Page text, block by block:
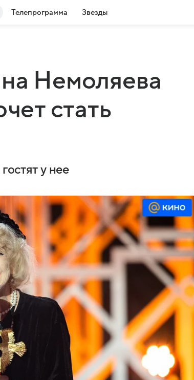
Телепрограмма Звезды
Немоляева
стать
у нее